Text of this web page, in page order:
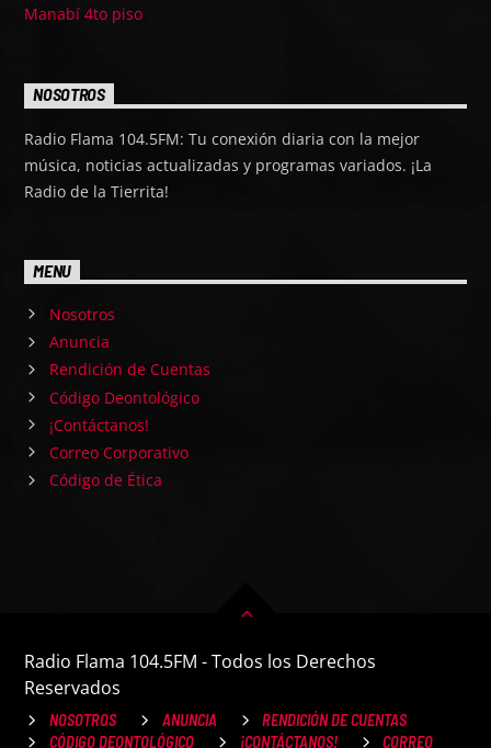
Manabí 4to piso
NOSOTROS
Radio Flama 104.5FM: Tu conexión diaria con la mejor
música, noticias actualizadas y programas variados. ¡La
Radio de la Tierrita!
MENU
Nosotros
Anuncia
Rendición de Cuentas
Código Deontológico
¡Contáctanos!
Correo Corporativo
Código de Ética
Radio Flama 104.5FM - Todos los Derechos
Reservados
NOSOTROS ANUNCIA
RENDICIÓN DE CUENTAS
CÓDIGO DEONTOLÓGICO
¡CONTÁCTANOS! CORREO